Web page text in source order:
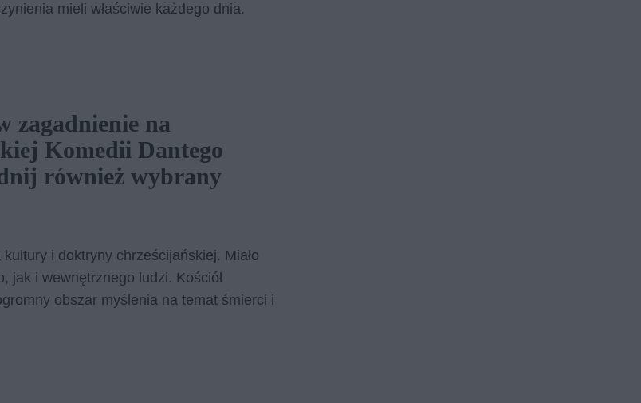
mieli właściwie każdego dnia.
zagadnienie na
Komedii Dantego
również wybrany
i doktryny chrześcijańskiej. Miało
jak i wewnętrznego ludzi. Kościół
obszar myślenia na temat śmierci i